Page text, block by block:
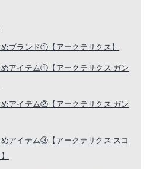
ブランド①【アークテリクス】
アイテム①【アークテリクス ガン
アイテム②【アークテリクス ガン
アイテム③【アークテリクス スコ
楽天で詳細を見る